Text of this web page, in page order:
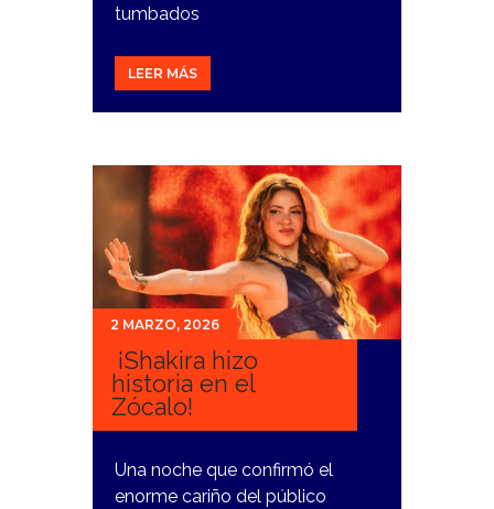
tumbados
LEER MÁS
2 MARZO, 2026
¡Shakira hizo
historia en el
Zócalo!
Una noche que confirmó el
enorme cariño del público